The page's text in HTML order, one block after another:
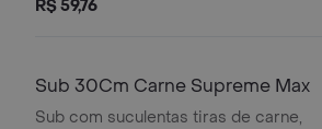
R$ 59,76
Sub 30Cm Carne Supreme Max
Sub com suculentas tiras de carne,